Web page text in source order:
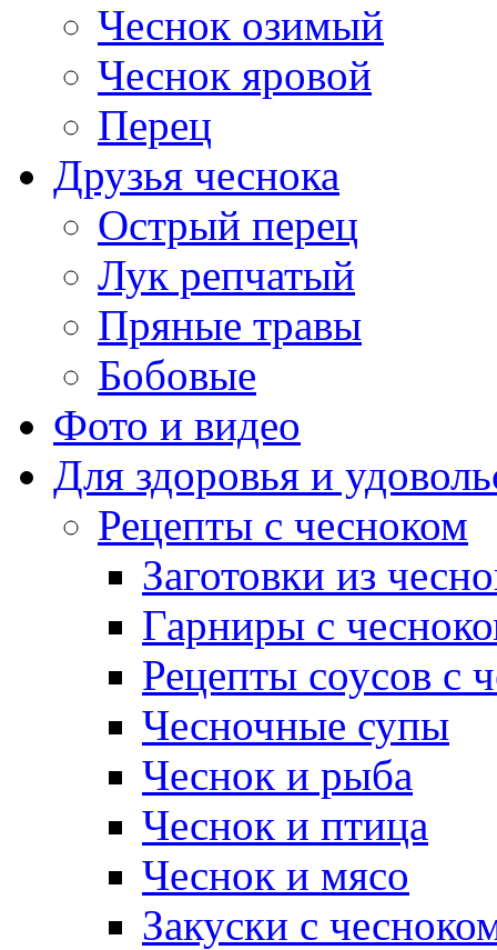
Чеснок озимый
Чеснок яровой
Перец
Друзья чеснока
Острый перец
Лук репчатый
Пряные травы
Бобовые
Фото и видео
Для здоровья и
Рецепты с чесноком
Заготовки из
Гарниры с
Рецепты соусов с
Чесночные супы
Чеснок и рыба
Чеснок и птица
Чеснок и мясо
Закуски с